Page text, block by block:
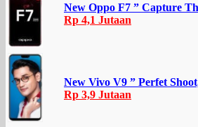
New Oppo F7 ” Capture
Rp 4,1 Jutaan
New Vivo V9 ” Perfet
Rp 3,9 Jutaan